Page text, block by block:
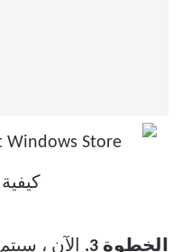
الخطوة 3. الآن ،